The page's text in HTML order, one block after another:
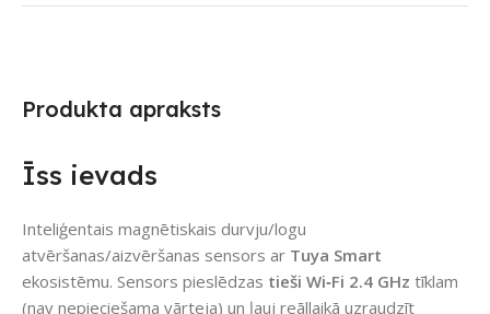
Produkta apraksts
Īss ievads
Inteliģentais magnētiskais durvju/logu
atvēršanas/aizvēršanas sensors ar Tuya Smart
ekosistēmu. Sensors pieslēdzas tieši Wi‑Fi 2.4 GHz tīklam
(nav nepieciešama vārteja) un ļauj reāllaikā uzraudzīt